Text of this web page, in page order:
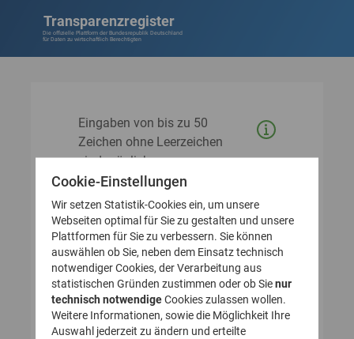
Transparenzregister
Die offizielle Plattform der Bundesrepublik Deutschland
für Daten zu wirtschaftlich Berechtigten
Eingaben von bis zu 50
Zeichen ohne Leerzeichen
sind möglich.
Fehlerquellen:
Verwendung von Punkten,
Leerzeichen, Binde- und
Schrägstrichen
Ausschließliche Eingabe von
Ziffern
Cookie-Einstellungen
Wir setzen Statistik-Cookies ein, um unsere
Webseiten optimal für Sie zu gestalten und unsere
Plattformen für Sie zu verbessern. Sie können
auswählen ob Sie, neben dem Einsatz technisch
notwendiger Cookies, der Verarbeitung aus
statistischen Gründen zustimmen oder ob Sienur
technisch notwendigeCookies zulassen wollen.
Weitere Informationen, sowie die Möglichkeit Ihre
Auswahl jederzeit zu ändern und erteilte